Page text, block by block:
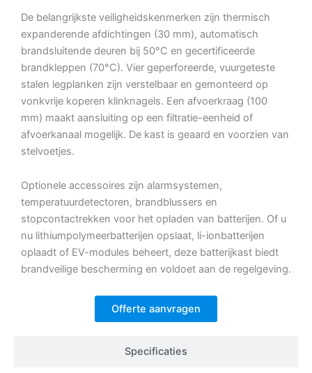
Specificaties
De belangrijkste veiligheidskenmerken zijn thermisch
expanderende afdichtingen (30 mm), automatisch
brandsluitende deuren bij 50°C en gecertificeerde
brandkleppen (70°C). Vier geperforeerde, vuurgeteste
stalen legplanken zijn verstelbaar en gemonteerd op
vonkvrije koperen klinknagels. Een afvoerkraag (100
mm) maakt aansluiting op een filtratie-eenheid of
afvoerkanaal mogelijk. De kast is geaard en voorzien van
stelvoetjes.
Optionele accessoires zijn alarmsystemen,
temperatuurdetectoren, brandblussers en
stopcontactrekken voor het opladen van batterijen. Of u
nu lithiumpolymeerbatterijen opslaat, li-ionbatterijen
oplaadt of EV-modules beheert, deze batterijkast biedt
brandveilige bescherming en voldoet aan de regelgeving.
Offerte aanvragen